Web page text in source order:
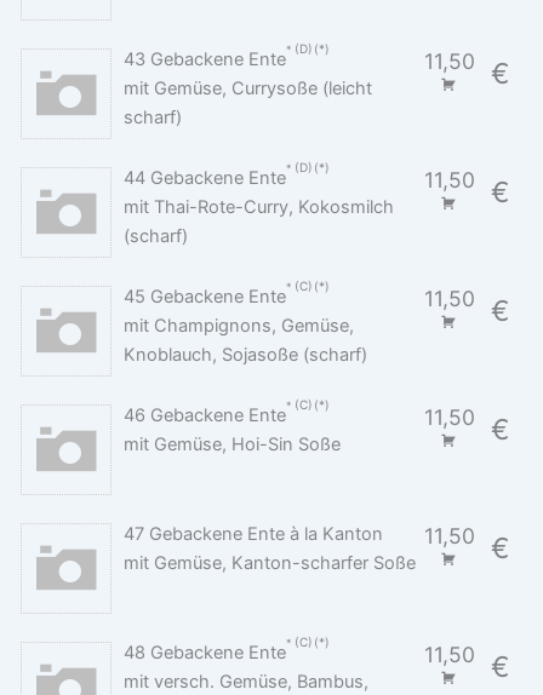
43 Gebackene Ente
D *
11,50 €
mit Gemüse, Currysoße (leicht
scharf)
44 Gebackene Ente
D *
11,50 €
mit Thai-Rote-Curry, Kokosmilch
(scharf)
45 Gebackene Ente
C *
11,50 €
mit Champignons, Gemüse,
Knoblauch, Sojasoße (scharf)
46 Gebackene Ente
C *
11,50 €
mit Gemüse, Hoi-Sin Soße
47 Gebackene Ente à la Kanton 11,50 €
mit Gemüse, Kanton-scharfer Soße
48 Gebackene Ente
C *
11,50 €
mit versch. Gemüse, Bambus,